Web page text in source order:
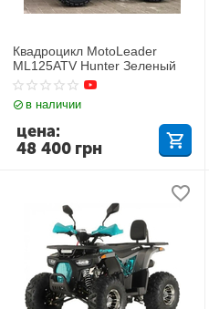
Квадроцикл MotoLeader
ML125ATV Hunter Зеленый
в наличии
48 400 грн
цена: